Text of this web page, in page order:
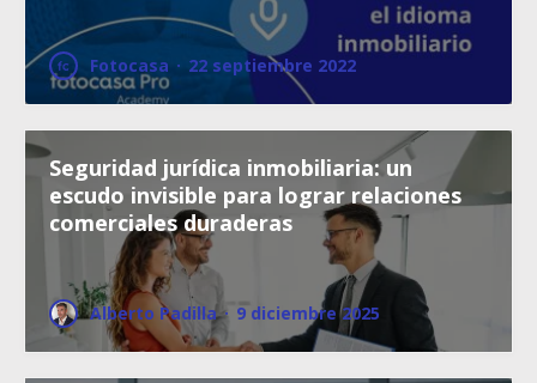
Fotocasa · 22 septiembre 2022
Seguridad jurídica inmobiliaria: un
escudo invisible para lograr relaciones
comerciales duraderas
Alberto Padilla · 9 diciembre 2025